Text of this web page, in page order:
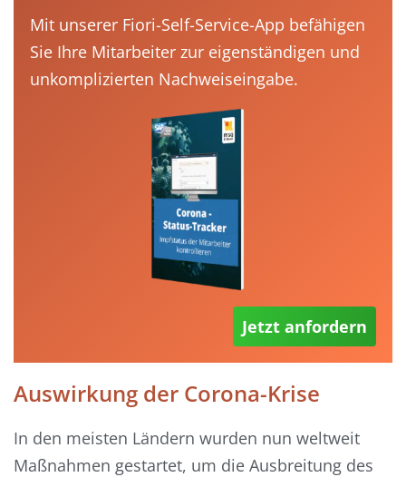
Mit unserer Fiori-Self-Service-App befähigen
Sie Ihre Mitarbeiter zur eigenständigen und
unkomplizierten Nachweiseingabe.
Jetzt anfordern
Auswirkung der Corona-Krise
In den meisten Ländern wurden nun weltweit
Maßnahmen gestartet, um die Ausbreitung des